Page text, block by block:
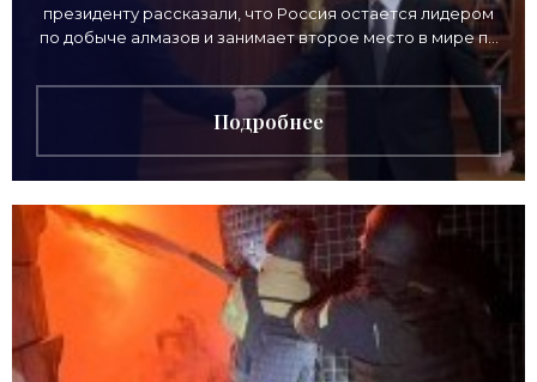
президенту рассказали, что Россия остается лидером
по добыче алмазов и занимает второе место в мире по
Подробнее